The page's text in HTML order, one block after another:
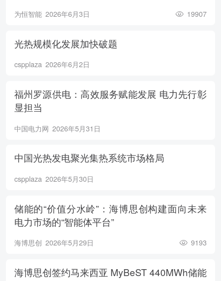
为恒智能 2026年6月3日 19907
光热规模化发展加快破题
cspplaza 2026年6月2日
福州罗源供电：高效服务赋能发展 电力先行彰
显担当
中国电力网 2026年5月31日
中国光热发电聚光集热系统市场格局
cspplaza 2026年5月30日
储能的“价值分水岭”：海博思创构建面向未来
电力市场的“智能体平台”
海博思创 2026年5月29日 9193
海博思创签约马来西亚 MyBeST 440MWh储能